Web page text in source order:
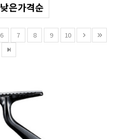
낮은가격순
6 7 8 9 10